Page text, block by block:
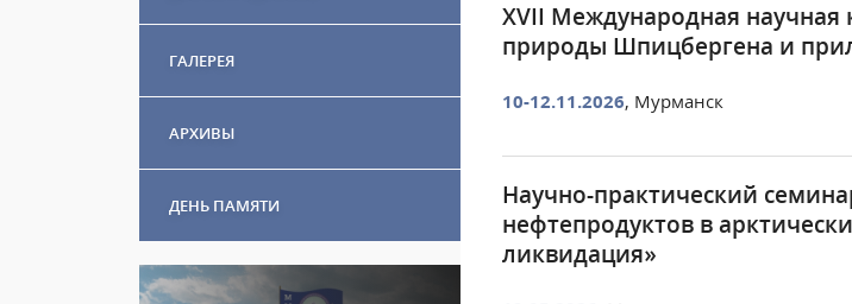
ГАЛЕРЕЯ
АРХИВЫ
ДЕНЬ ПАМЯТИ
XVII Международная
природы Шпицбергена и
10-12.11.2026, Мурманск
Научно-практический
нефтепродуктов в
ликвидация»